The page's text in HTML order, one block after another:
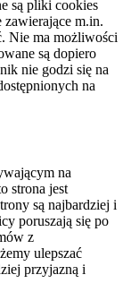
są pliki cookies
zawierające m.in.
Nie ma możliwości
są dopiero
nie godzi się na
na
na
strona jest
są najbardziej i
poruszają się po
z
ulepszać
przyjazną i